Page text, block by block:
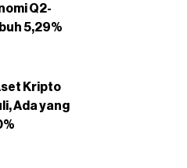
Q2-
5,29%
Kripto
Ada yang